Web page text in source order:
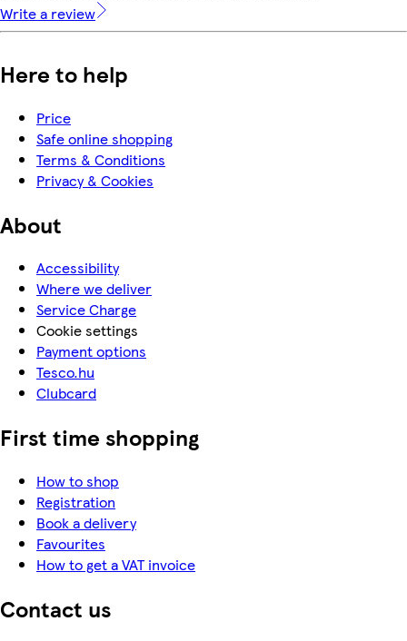
Write a review
Here to help
Price
Safe online shopping
Terms & Conditions
Privacy & Cookies
About
Accessibility
Where we deliver
Service Charge
Cookie settings
Payment options
Tesco.hu
Clubcard
First time shopping
How to shop
Registration
Book a delivery
Favourites
How to get a VAT invoice
Contact us